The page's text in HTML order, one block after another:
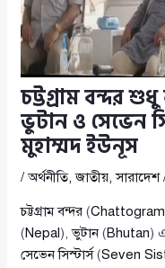
চট্টগ্রাম বন্দর
ভুটান ও সেভেন
মুহাম্মদ ইউনূস
/অর্থনীতি,জাতীয়,সারাদেশ
চট্টগ্রাম বন্দর (
(Nepal),ভুটান(Bhutan)
সেভেন সিস্টার্স(Seven